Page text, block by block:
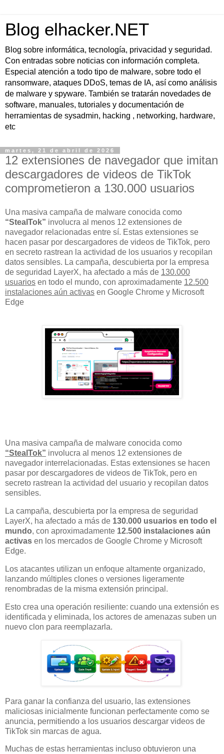
Blog elhacker.NET
Blog sobre informática, tecnología, privacidad y seguridad.
Con entradas sobre noticias con información completa.
Especial atención a todo tipo de malware, sobre todo el
ransomware, ataques DDoS, temas de IA, así como análisis
de malware y spyware. También se tratarán novedades de
software, manuales, tutoriales y documentación de
herramientas de sysadmin, hacking , networking, hardware,
etc
martes, 21 de abril de 2026
12 extensiones de navegador que imitan
descargadores de videos de TikTok
comprometieron a 130.000 usuarios
Una masiva campaña de malware conocida como
“StealTok” involucra al menos 12 extensiones de
navegador relacionadas entre sí. Estas extensiones se
hacen pasar por descargadores de videos de TikTok, pero
en secreto rastrean la actividad de los usuarios y recopilan
datos sensibles. La campaña, descubierta por la empresa
de seguridad LayerX, ha afectado a más de 130.000
usuarios en todo el mundo, con aproximadamente 12.500
instalaciones aún activas en Google Chrome y Microsoft
Edge
Una masiva campaña de malware conocida como
“StealTok” involucra al menos 12 extensiones de
navegador interrelacionadas. Estas extensiones se hacen
pasar por descargadores de videos de TikTok, pero en
secreto rastrean la actividad del usuario y recopilan datos
sensibles.
La campaña, descubierta por la empresa de seguridad
LayerX, ha afectado a más de 130.000 usuarios en todo el
mundo, con aproximadamente 12.500 instalaciones aún
activas en los mercados de Google Chrome y Microsoft
Edge.
Los atacantes utilizan un enfoque altamente organizado,
lanzando múltiples clones o versiones ligeramente
renombradas de la misma extensión principal.
Esto crea una operación resiliente: cuando una extensión es
identificada y eliminada, los actores de amenazas suben un
nuevo clon para reemplazarla.
Para ganar la confianza del usuario, las extensiones
maliciosas inicialmente funcionan perfectamente como se
anuncia, permitiendo a los usuarios descargar videos de
TikTok sin marcas de agua.
Muchas de estas herramientas incluso obtuvieron una